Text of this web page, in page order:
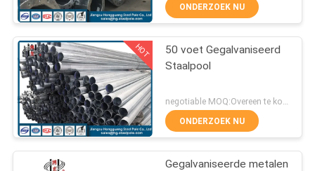
FABRIEKSREIS
KWALITEITSCONTROLE
CONTACTEER
ONS
Machtstransmissie
Polen
ONDERZOEK NU
HOT
50 voet Gegalvaniseerd
Staalpool
ONDERZOEK NU
Gegalvaniseerde metalen